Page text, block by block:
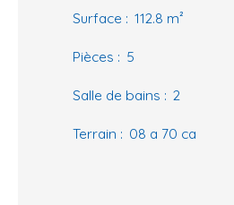
Surface : 112.8 m²
Pièces : 5
Salle de bains : 2
Terrain : 08 a 70 ca